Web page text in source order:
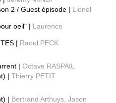
2 / Guest épisode | Lionel
oeil" | Laurence
| Raoul PECK
| Octave RASPAIL
| Thierry PETIT
| Bertrand Arthuys, Jason